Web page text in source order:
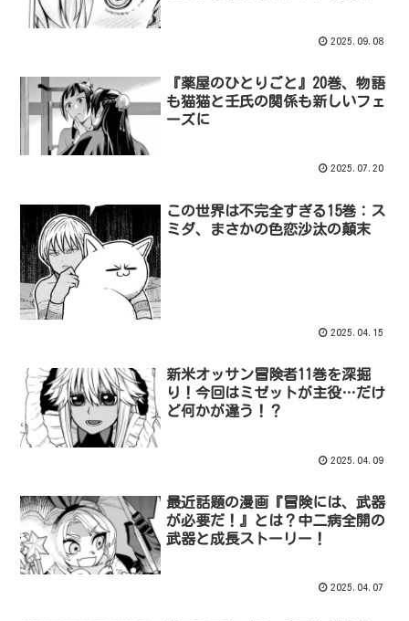
2025.09.08
『薬屋のひとりごと』20巻、物語
も猫猫と壬氏の関係も新しいフェ
ーズに
2025.07.20
この世界は不完全すぎる15巻：ス
ミダ、まさかの色恋沙汰の顛末
2025.04.15
新米オッサン冒険者11巻を深掘
り！今回はミゼットが主役…だけ
ど何かが違う！？
2025.04.09
最近話題の漫画『冒険には、武器
が必要だ！』とは？中二病全開の
武器と成長ストーリー！
2025.04.07